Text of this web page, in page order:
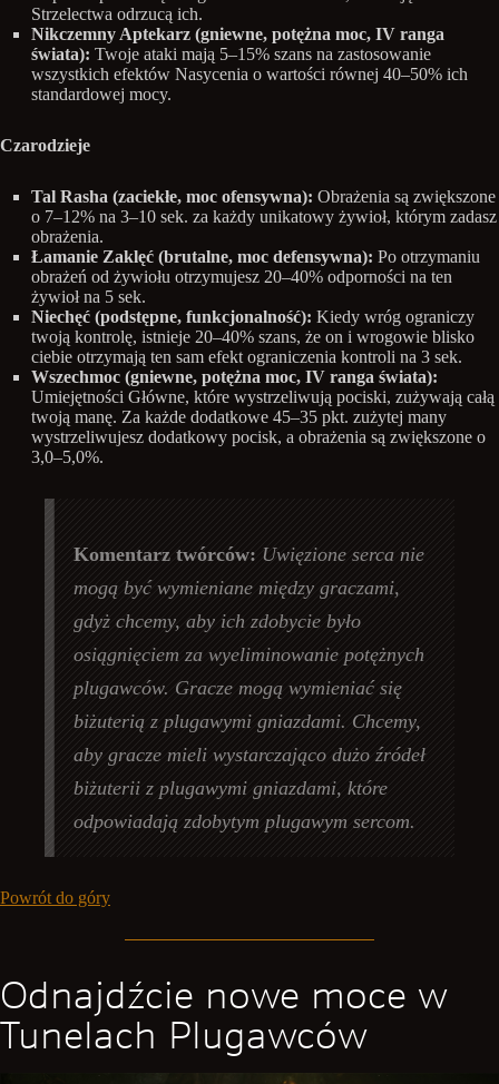
Strzelectwa odrzucą ich.
Nikczemny Aptekarz (gniewne, potężna moc, IV ranga
świata): Twoje ataki mają 5–15% szans na zastosowanie
wszystkich efektów Nasycenia o wartości równej 40–50% ich
standardowej mocy.
Czarodzieje
Tal Rasha (zaciekłe, moc ofensywna): Obrażenia są zwiększone
o 7–12% na 3–10 sek. za każdy unikatowy żywioł, którym zadasz
obrażenia.
Łamanie Zaklęć (brutalne, moc defensywna): Po otrzymaniu
obrażeń od żywiołu otrzymujesz 20–40% odporności na ten
żywioł na 5 sek.
Niechęć (podstępne, funkcjonalność): Kiedy wróg ograniczy
twoją kontrolę, istnieje 20–40% szans, że on i wrogowie blisko
ciebie otrzymają ten sam efekt ograniczenia kontroli na 3 sek.
Wszechmoc (gniewne, potężna moc, IV ranga świata):
Umiejętności Główne, które wystrzeliwują pociski, zużywają całą
twoją manę. Za każde dodatkowe 45–35 pkt. zużytej many
wystrzeliwujesz dodatkowy pocisk, a obrażenia są zwiększone o
3,0–5,0%.
Komentarz twórców: Uwięzione serca nie
mogą być wymieniane między graczami,
gdyż chcemy, aby ich zdobycie było
osiągnięciem za wyeliminowanie potężnych
plugawców. Gracze mogą wymieniać się
biżuterią z plugawymi gniazdami. Chcemy,
aby gracze mieli wystarczająco dużo źródeł
biżuterii z plugawymi gniazdami, które
odpowiadają zdobytym plugawym sercom.
Powrót do góry
Odnajdźcie nowe moce w
Tunelach Plugawców